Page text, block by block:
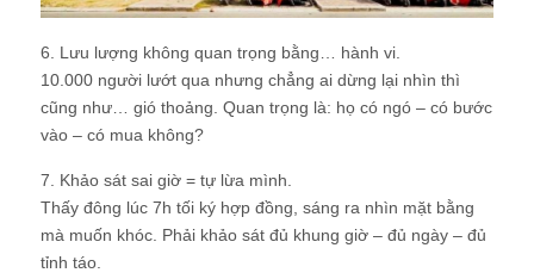
6. Lưu lượng không quan trọng bằng… hành vi.
10.000 người lướt qua nhưng chẳng ai dừng lại nhìn thì
cũng như… gió thoảng. Quan trọng là: họ có ngó – có bước
vào – có mua không?
7. Khảo sát sai giờ = tự lừa mình.
Thấy đông lúc 7h tối ký hợp đồng, sáng ra nhìn mặt bằng
mà muốn khóc. Phải khảo sát đủ khung giờ – đủ ngày – đủ
tỉnh táo.